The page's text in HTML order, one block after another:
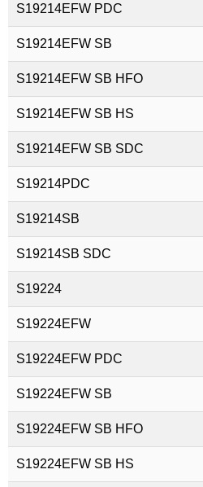
S19214EFW PDC
S19214EFW SB
S19214EFW SB HFO
S19214EFW SB HS
S19214EFW SB SDC
S19214PDC
S19214SB
S19214SB SDC
S19224
S19224EFW
S19224EFW PDC
S19224EFW SB
S19224EFW SB HFO
S19224EFW SB HS